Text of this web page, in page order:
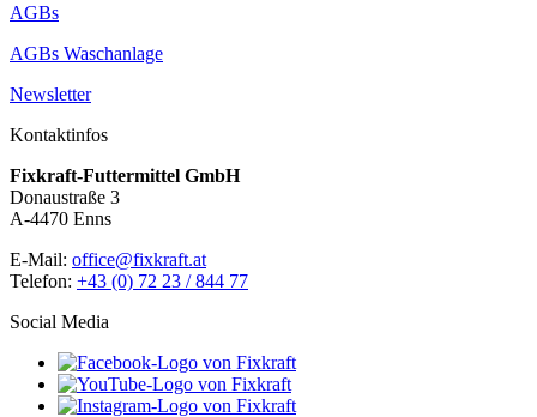
AGBs
AGBs Waschanlage
Newsletter
Kontaktinfos
Fixkraft-Futtermittel GmbH
Donaustraße 3
A-4470 Enns
E-Mail: office@fixkraft.at
Telefon: +43 (0) 72 23 / 844 77
Social Media